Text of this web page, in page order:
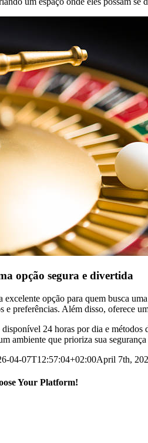
opção segura e divertida
opção para quem busca
e preferências. Além disso, oferece
24 horas por dia e métodos
ambiente que prioriza sua
04-07T12:57:04+02:00April 7th,
Your Platform!